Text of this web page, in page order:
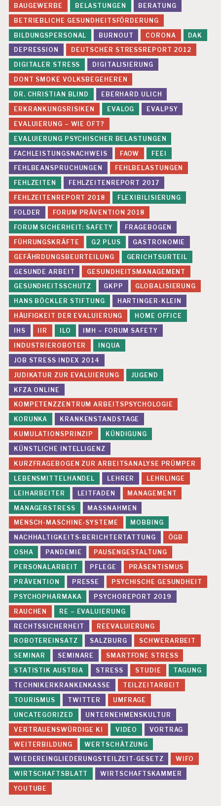
IS
C
H
E
R
B
E
L
A
S
T
U
N
G
E
N
U
N
C
A
T
E
G
O
R
IZ
E
D
BAUGEWERBE BELASTUNGEN
BERATUNG
BETRIEBLICHE GESUNDHEITSFÖRDERUNG
BILDUNGSPERSONAL
BURNOUT CORONA
DAK
DEPRESSION
DEUTSCHER STRESSREPORT 2012
DIGITALER STRESS
DIGITALISIERUNG
DONT SMOKE VOLKSBEGEHEREN
DR. CHRISTIAN BLIND
EBERHARD ULICH
ERKRANKUNGSRISIKEN
EVALOG
EVALPSY
EVALUIERUNG – WIE OFT?
EVALUIERUNG PSYCHISCHER BELASTUNGEN
FACHLEISTUNGSNACHWEIS
FAOW
FEEI
FEHLBEANSPRUCHUNGEN
FEHLBELASTUNGEN
FEHLZEITEN
FEHLZEITENREPORT 2017
FEHLZEITENREPORT 2018
FLEXIBILISIERUNG
FOLDER
FORUM PRÄVENTION 2018
FORUM SICHERHEIT: SAFETY
FRAGEBOGEN
FÜHRUNGSKRÄFTE
G2 PLUS
GASTRONOMIE
GEFÄHRDUNGSBEURTEILUNG
GERICHTSURTEIL
GESUNDE ARBEIT
GESUNDHEITSMANAGEMENT
GESUNDHEITSSCHUTZ
GKPP
GLOBALISIERUNG
HANS BÖCKLER STIFTUNG
HARTINGER-KLEIN
HÄUFIGKEIT DER EVALUIERUNG
HOME OFFICE
IHS
IIR ILO
IMH – FORUM SAFETY
INDUSTRIEROBOTER
INQUA
JOB STRESS INDEX 2014
JUDIKATUR ZUR EVALUIERUNG
JUGEND
KFZA ONLINE
KOMPETENZZENTRUM ARBEITSPSYCHOLOGIE
KORUNKA
KRANKENSTANDSTAGE
KUMULATIONSPRINZIP
KÜNDIGUNG
KÜNSTLICHE INTELLIGENZ
KURZFRAGEBOGEN ZUR ARBEITSANALYSE PRÜMPER
LEBENSMITTELHANDEL
LEHRER
LEHRLINGE
LEIHARBEITER
LEITFADEN
MANAGEMENT
MANAGERSTRESS
MASSNAHMEN
MENSCH-MASCHINE-SYSTEME
MOBBING
NACHHALTIGKEITS-BERICHTERTATTUNG
ÖGB
OSHA
PANDEMIE
PAUSENGESTALTUNG
PERSONALARBEIT
PFLEGE
PRÄSENTISMUS
PRÄVENTION
PRESSE
PSYCHISCHE GESUNDHEIT
PSYCHOPHARMAKA
PSYCHOREPORT 2019
RAUCHEN
RE – EVALUIERUNG
RECHTSSICHERHEIT
REEVALUIERUNG
ROBOTEREINSATZ
SALZBURG
SCHWERARBEIT
SEMINAR
SEMINARE
SMARTFONE STRESS
STATISTIK AUSTRIA
STRESS STUDIE
TAGUNG
TECHNIKERKRANKENKASSE
TEILZEITARBEIT
TOURISMUS
TWITTER
UMFRAGE
UNCATEGORIZED
UNTERNEHMENSKULTUR
VERTRAUENSWÜRDIGE KI
VIDEO
VORTRAG
WEITERBILDUNG
WERTSCHÄTZUNG
WIEDEREINGLIEDERUNGSTEILZEIT-GESETZ
WIFO
WIRTSCHAFTSBLATT
WIRTSCHAFTSKAMMER
YOUTUBE